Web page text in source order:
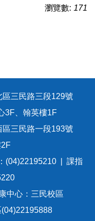
瀏覽數: 171
區三民路三段129號
3F、翰英樓1F
區三民路一段193號
(04)22195210 | 課指
中心：三民校區